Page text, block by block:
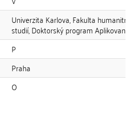
Univerzita Karlova, Fakulta
studií, Doktorský program Aplikovaná
P
Praha
O